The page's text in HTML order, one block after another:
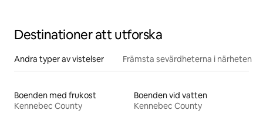
Destinationer att utforska
Andra typer av vistelser Främsta sevärdheterna i närheten
Boenden med frukost
Kennebec County
Boenden vid vatten
Kennebec County